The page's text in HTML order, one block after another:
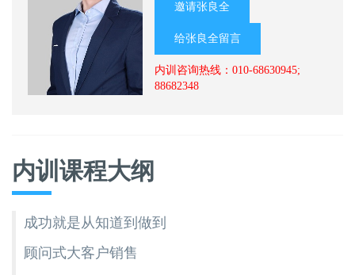
邀请张良全
给张良全留言
内训咨询热线：010-68630945;
88682348
内训课程大纲
成功就是从知道到做到
顾问式大客户销售